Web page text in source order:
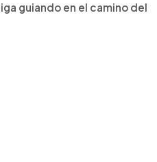
guiando en el camino del